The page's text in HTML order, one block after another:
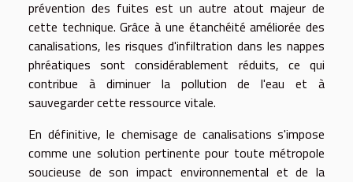
prévention des fuites est un autre atout majeur de
cette technique. Grâce à une étanchéité améliorée des
canalisations, les risques d'infiltration dans les nappes
phréatiques sont considérablement réduits, ce qui
contribue à diminuer la pollution de l'eau et à
sauvegarder cette ressource vitale.
En définitive, le chemisage de canalisations s'impose
comme une solution pertinente pour toute métropole
soucieuse de son impact environnemental et de la